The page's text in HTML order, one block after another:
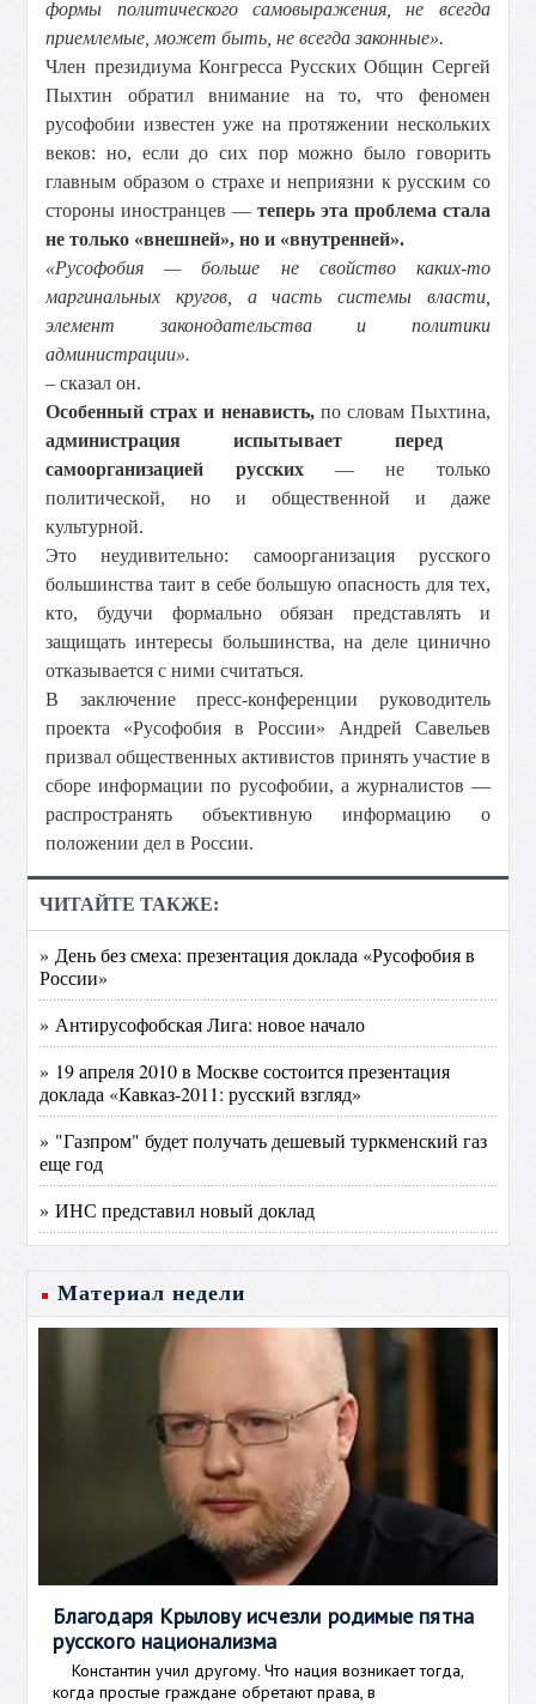
формы политического самовыражения, не всегда
приемлемые, может быть, не всегда законные».
Член президиума Конгресса Русских Общин Сергей
Пыхтин обратил внимание на то, что феномен
русофобии известен уже на протяжении нескольких
веков: но, если до сих пор можно было говорить
главным образом о страхе и неприязни к русским со
стороны иностранцев — теперь эта проблема стала
не только «внешней», но и «внутренней».
«Русофобия — больше не свойство каких-то
маргинальных кругов, а часть системы власти,
элемент законодательства и политики
администрации».
– сказал он.
Особенный страх и ненависть, по словам Пыхтина,
администрация испытывает перед
самоорганизацией русских— не только
политической, но и общественной и даже
культурной.
Это неудивительно: самоорганизация русского
большинства таит в себе большую опасность для тех,
кто, будучи формально обязан представлять и
защищать интересы большинства, на деле цинично
отказывается с ними считаться.
В заключение пресс-конференции руководитель
проекта «Русофобия в России» Андрей Савельев
призвал общественных активистов принять участие в
сборе информации по русофобии, а журналистов —
распространять объективную информацию о
положении дел в России.
ЧИТАЙТЕ ТАКЖЕ:
» День без смеха: презентация доклада «Русофобия в
России»
» Антирусофобская Лига: новое начало
» 19 апреля 2010 в Москве состоится презентация
доклада «Кавказ-2011: русский взгляд»
» "Газпром" будет получать дешевый туркменский газ
еще год
» ИНС представил новый доклад
Материал недели
Благодаря Крылову исчезли родимые пятна
русского национализма
Константин учил другому. Что нация возникает тогда,
когда простые граждане обретают права, в